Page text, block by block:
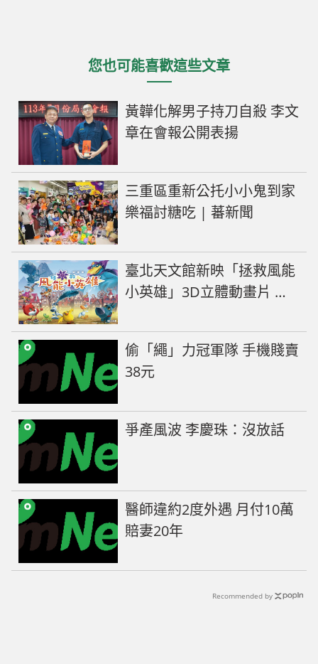
您也可能喜歡這些文章
黃韡化解男子持刀自殺 李文
章在會報公開表揚
三重區重新公托小小鬼到家
樂福討糖吃 | 蕃新聞
臺北天文館新映「拯救風能
小英雄」3D立體動畫片 國
偷「繩」力冠軍隊 手機賤賣
38元
爭產風波 李慶珠：沒放話
醫師違約2度外遇 月付10萬
賠妻20年
Recommended by